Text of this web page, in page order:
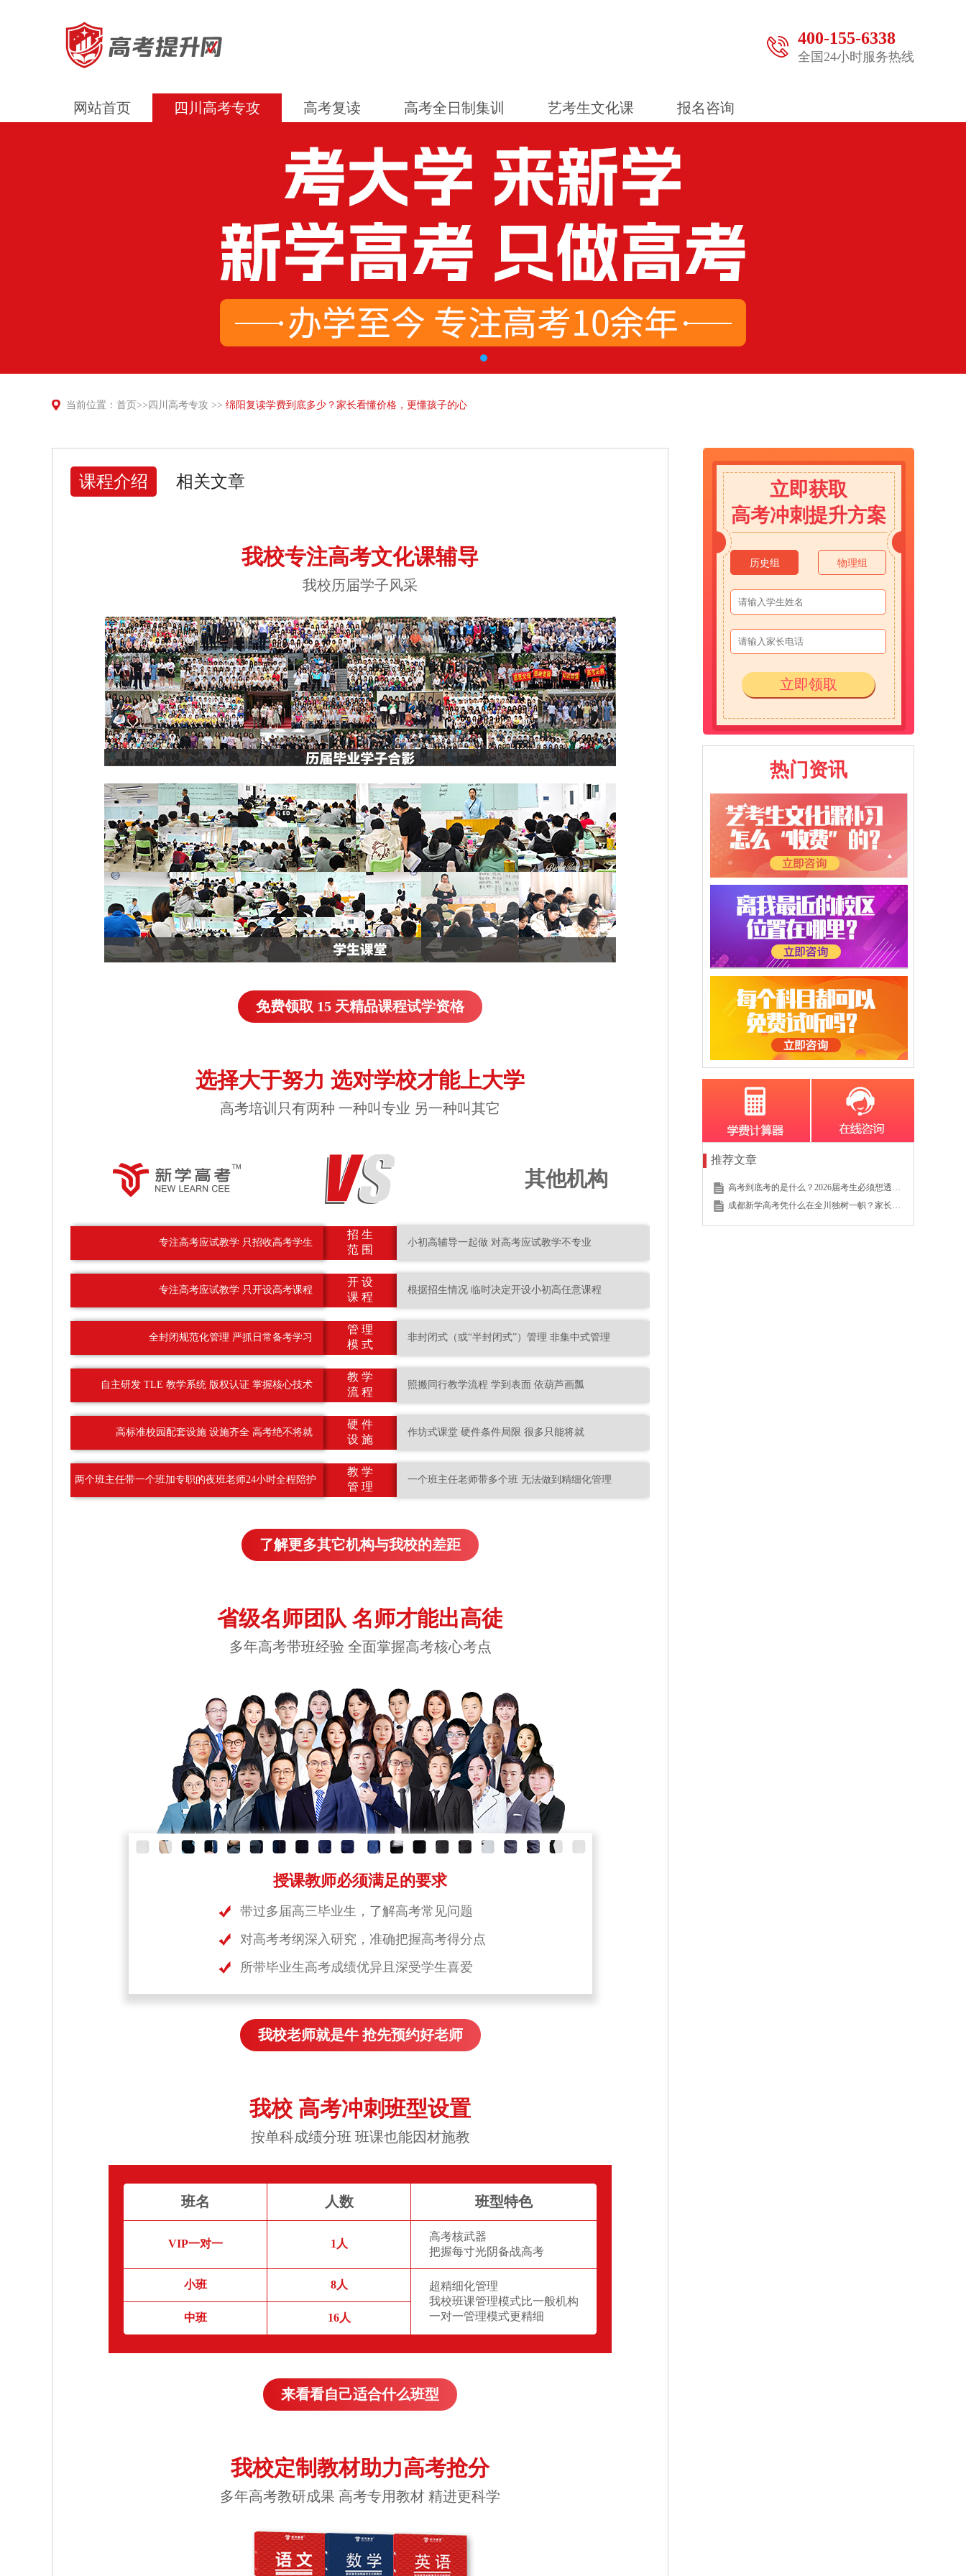
400-155-6338
全国24小时服务热线
网站首页 四川高考专攻 高考复读 高考全日制集训 艺考生文化课 报名咨询
当前位置： 首页 >> 四川高考专攻 >> 绵阳复读学费到底多少？家长看懂价格，更懂孩子的心
课程介绍 相关文章
我校专注高考文化课辅导
我校历届学子风采
免费领取 15 天精品课程试学资格
选择大于努力 选对学校才能上大学
高考培训只有两种 一种叫专业 另一种叫其它
其他机构
专注高考应试教学 只招收高考学生
专注高考应试教学 只开设高考课程
全封闭规范化管理 严抓日常备考学习
自主研发 TLE 教学系统 版权认证 掌握核心技术
高标准校园配套设施 设施齐全 高考绝不将就
两个班主任带一个班加专职的夜班老师24小时全程陪护
招 生
范 围
开 设
课 程
管 理
模 式
教 学
流 程
硬 件
设 施
教 学
管 理
小初高辅导一起做 对高考应试教学不专业
根据招生情况 临时决定开设小初高任意课程
非封闭式（或“半封闭式”）管理 非集中式管理
照搬同行教学流程 学到表面 依葫芦画瓢
作坊式课堂 硬件条件局限 很多只能将就
一个班主任老师带多个班 无法做到精细化管理
了解更多其它机构与我校的差距
省级名师团队 名师才能出高徒
多年高考带班经验 全面掌握高考核心考点
授课教师必须满足的要求
带过多届高三毕业生，了解高考常见问题
对高考考纲深入研究，准确把握高考得分点
所带毕业生高考成绩优异且深受学生喜爱
我校老师就是牛 抢先预约好老师
我校 高考冲刺班型设置
按单科成绩分班 班课也能因材施教
班名 人数 班型特色
VIP一对一 1人
高考核武器
把握每寸光阴备战高考
小班 8人
超精细化管理
我校班课管理模式比一般机构
一对一管理模式更精细
中班 16人
来看看自己适合什么班型
我校定制教材助力高考抢分
多年高考教研成果 高考专用教材 精进更科学
立即获取
高考冲刺提升方案
历史组 物理组
立即领取
热门资讯
推荐文章
高考到底考的是什么？2026届考生必须想透的这个底层逻辑
成都新学高考凭什么在全川独树一帜？家长的真实选择说明一切